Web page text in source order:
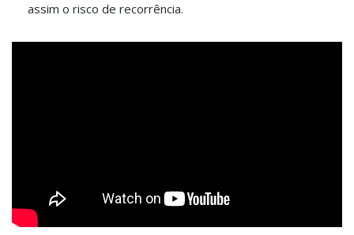
assim o risco de recorrência.